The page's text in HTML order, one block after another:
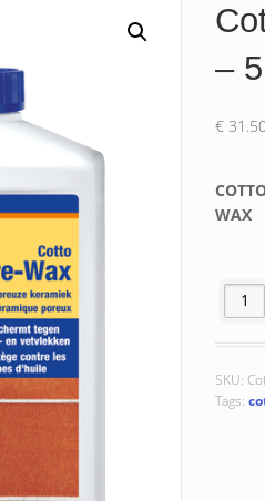
–
€
WAX
Cotto
SKU:
Tags: